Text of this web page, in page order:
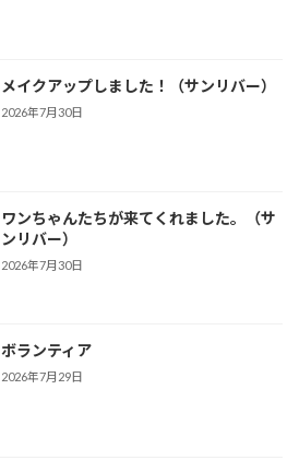
メイクアップしました！（サンリバー）
2026年7月30日
ワンちゃんたちが来てくれました。（サ
ンリバー）
2026年7月30日
ボランティア
2026年7月29日